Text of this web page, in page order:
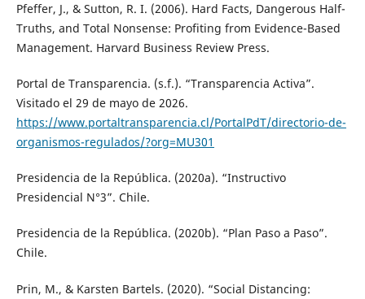
Pfeffer, J., & Sutton, R. I. (2006). Hard Facts, Dangerous Half-
Truths, and Total Nonsense: Profiting from Evidence-Based
Management. Harvard Business Review Press.
Portal de Transparencia. (s.f.). “Transparencia Activa”.
Visitado el 29 de mayo de 2026.
https://www.portaltransparencia.cl/PortalPdT/directorio-de-
organismos-regulados/?org=MU301
Presidencia de la República. (2020a). “Instructivo
Presidencial N°3”. Chile.
Presidencia de la República. (2020b). “Plan Paso a Paso”.
Chile.
Prin, M., & Karsten Bartels. (2020). “Social Distancing: